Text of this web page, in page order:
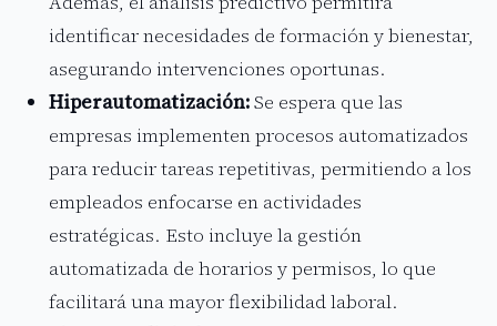
identificar necesidades de formación y bienestar,
asegurando intervenciones oportunas.
Hiperautomatización:Se espera que las
empresas implementen procesos automatizados
para reducir tareas repetitivas, permitiendo a los
empleados enfocarse en actividades
estratégicas. Esto incluye la gestión
automatizada de horarios y permisos, lo que
facilitará una mayor flexibilidad laboral.